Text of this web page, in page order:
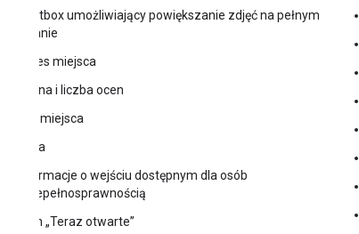
Lightbox umożliwiający powiększanie zdjęć na pełnym
ekranie
Adres miejsca
Ocena i liczba ocen
Typ miejsca
Cena
Informacje o wejściu dostępnym dla osób
z niepełnosprawnością
Stan „Teraz otwarte”